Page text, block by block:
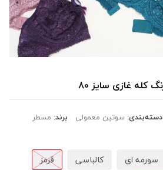
دسته‌بندی: سوتین معمولی برند: مسطر
سورمه ای کالباسی
قرمز